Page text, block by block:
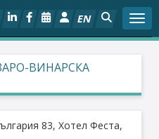
EN
ВИНАРСКА
83, Хотел Феста,